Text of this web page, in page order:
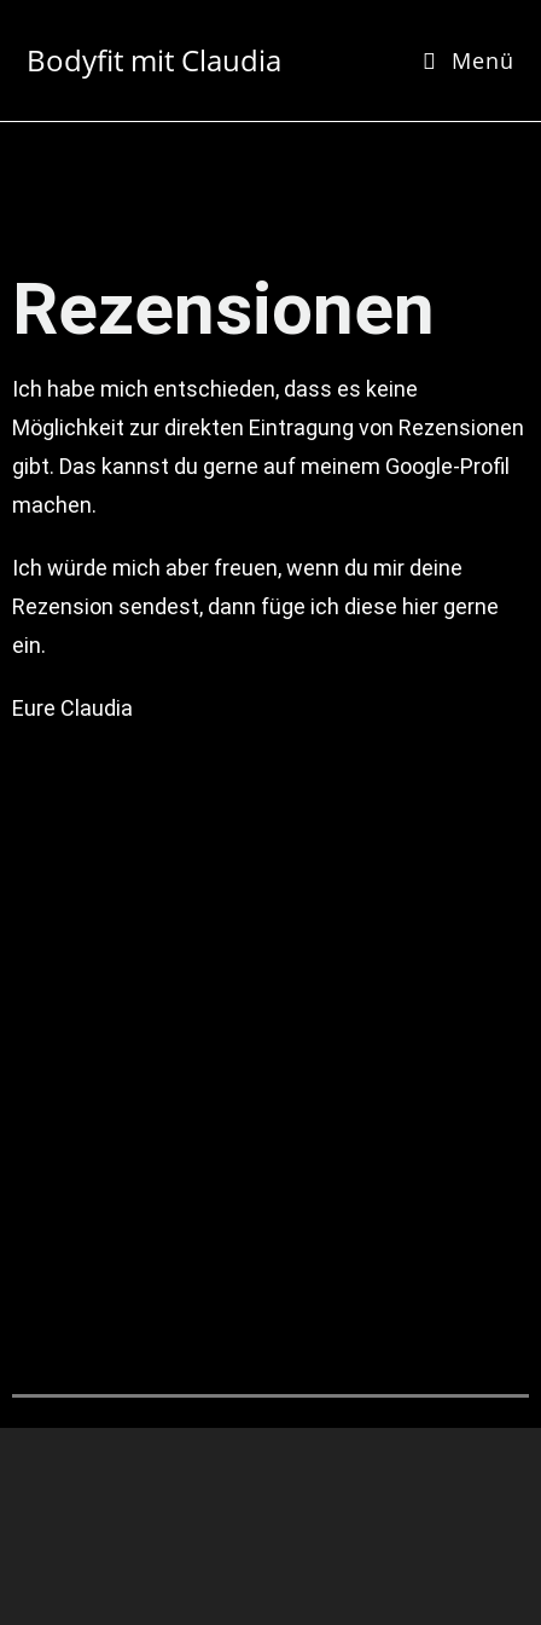
Bodyfit mit Claudia Menü
Rezensionen
Ich habe mich entschieden, dass es keine
Möglichkeit zur direkten Eintragung von Rezensionen
gibt. Das kannst du gerne auf meinem Google-Profil
machen.
Ich würde mich aber freuen, wenn du mir deine
Rezension sendest, dann füge ich diese hier gerne
ein.
Eure Claudia